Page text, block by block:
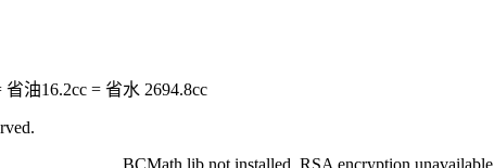
油16.2cc = 省水 2694.8cc
BCMath lib not installed. RSA encryption unavailable